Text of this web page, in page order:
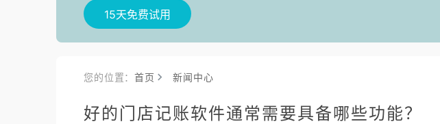
15天免费试用
您的位置：首页 新闻中心
好的门店记账软件通常需要具备哪些功能？